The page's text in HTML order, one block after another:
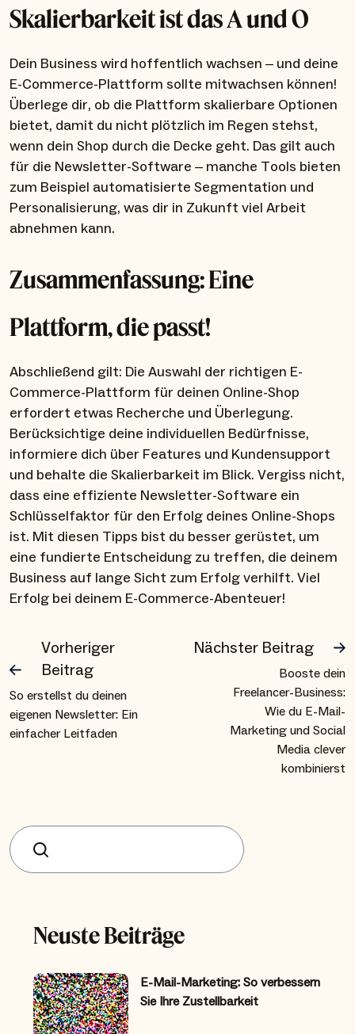
Skalierbarkeit ist das A und O
Dein Business wird hoffentlich wachsen – und deine
E-Commerce-Plattform sollte mitwachsen können!
Überlege dir, ob die Plattform skalierbare Optionen
bietet, damit du nicht plötzlich im Regen stehst,
wenn dein Shop durch die Decke geht. Das gilt auch
für die Newsletter-Software – manche Tools bieten
zum Beispiel automatisierte Segmentation und
Personalisierung, was dir in Zukunft viel Arbeit
abnehmen kann.
Zusammenfassung: Eine
Plattform, die passt!
Abschließend gilt: Die Auswahl der richtigen E-
Commerce-Plattform für deinen Online-Shop
erfordert etwas Recherche und Überlegung.
Berücksichtige deine individuellen Bedürfnisse,
informiere dich über Features und Kundensupport
und behalte die Skalierbarkeit im Blick. Vergiss nicht,
dass eine effiziente Newsletter-Software ein
Schlüsselfaktor für den Erfolg deines Online-Shops
ist. Mit diesen Tipps bist du besser gerüstet, um
eine fundierte Entscheidung zu treffen, die deinem
Business auf lange Sicht zum Erfolg verhilft. Viel
Erfolg bei deinem E-Commerce-Abenteuer!
Vorheriger
Beitrag
So erstellst du deinen
eigenen Newsletter: Ein
einfacher Leitfaden
Nächster Beitrag
Booste dein
Freelancer-Business:
Wie du E-Mail-
Marketing und Social
Media clever
kombinierst
Suchen
Neuste Beiträge
E-Mail-Marketing: So verbessern
Sie Ihre Zustellbarkeit